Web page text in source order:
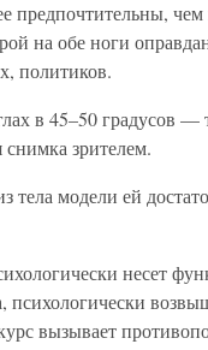
предпочтительны,
на обе ноги
политиков.
в 45–50 градусов —
снимка зрителем.
тела модели ей
несет
психологически
вызывает